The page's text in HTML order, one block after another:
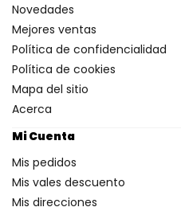
Novedades
Mejores ventas
Política de confidencialidad
Política de cookies
Mapa del sitio
Acerca
Mi Cuenta
Mis pedidos
Mis vales descuento
Mis direcciones